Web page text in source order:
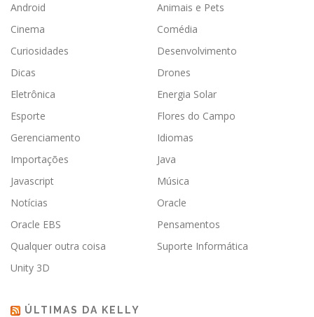
Android
Animais e Pets
Cinema
Comédia
Curiosidades
Desenvolvimento
Dicas
Drones
Eletrônica
Energia Solar
Esporte
Flores do Campo
Gerenciamento
Idiomas
Importações
Java
Javascript
Música
Notícias
Oracle
Oracle EBS
Pensamentos
Qualquer outra coisa
Suporte Informática
Unity 3D
ÚLTIMAS DA KELLY